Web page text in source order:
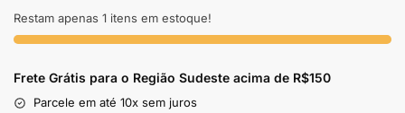
Restam apenas 1 itens em estoque!
Frete Grátis para o Região Sudeste acima de R$150
Parcele em até 10x sem juros